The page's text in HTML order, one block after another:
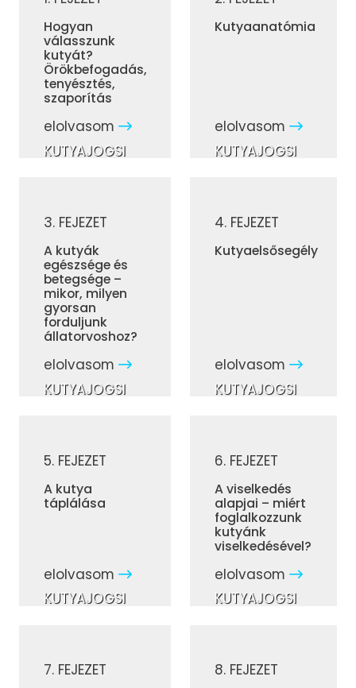
Hogyan
válasszunk
kutyát?
Örökbefogadás,
tenyésztés,
szaporítás
elolvasom
Kutyaanatómia
elolvasom
KUTYAJOGSI
3. FEJEZET
A kutyák
egészsége és
betegsége –
mikor, milyen
gyorsan
forduljunk
állatorvoshoz?
elolvasom
KUTYAJOGSI
4. FEJEZET
Kutyaelsősegély
elolvasom
KUTYAJOGSI
5. FEJEZET
A kutya
táplálása
elolvasom
KUTYAJOGSI
6. FEJEZET
A viselkedés
alapjai – miért
foglalkozzunk
kutyánk
viselkedésével?
elolvasom
KUTYAJOGSI
7. FEJEZET
KUTYAJOGSI
8. FEJEZET